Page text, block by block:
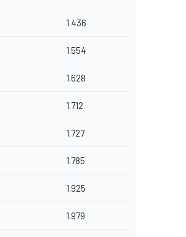
1.436
1.554
1.628
1.712
1.727
1.785
1.925
1.979